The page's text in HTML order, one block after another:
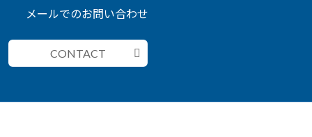
メールでのお問い合わせ
CONTACT